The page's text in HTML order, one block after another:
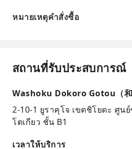
หมายเหตุคำสั่งซื้อ
สถานที่รับประสบการณ์
Washoku Dokoro Gotou（和
2-10-1 ยูราคุโจ เขตชิโยดะ ศูน
โตเกียว ชั้น B1
เวลาให้บริการ